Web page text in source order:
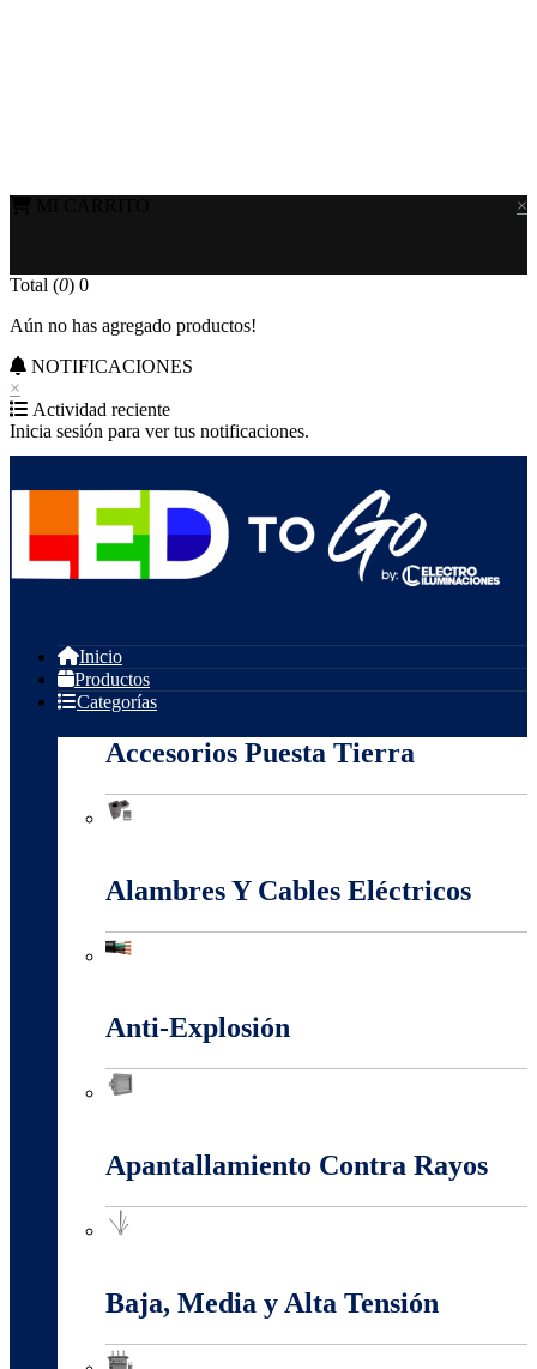
×
Total (0) 0
Aún no has agregado productos!
NOTIFICACIONES
×
Actividad reciente
Inicia sesión para ver tus notificaciones.
Inicio
Productos
Categorías
Accesorios Puesta Tierra
Alambres Y Cables Eléctricos
Anti-Explosión
Apantallamiento Contra Rayos
Baja, Media y Alta Tensión